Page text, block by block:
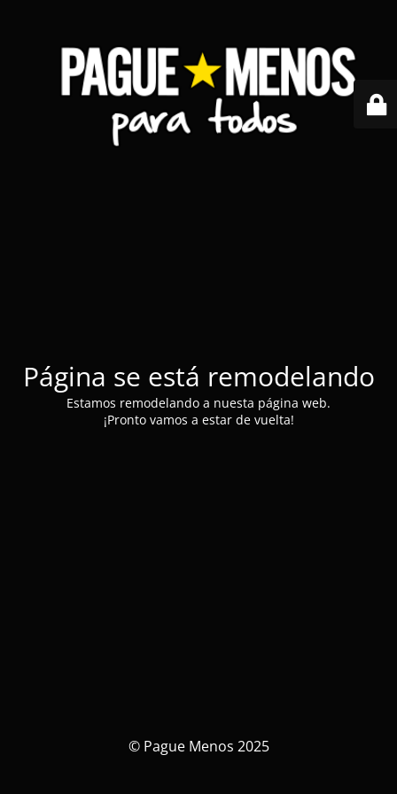
Página se está remodelando
Estamos remodelando a nuesta página web.
¡Pronto vamos a estar de vuelta!
© Pague Menos 2025